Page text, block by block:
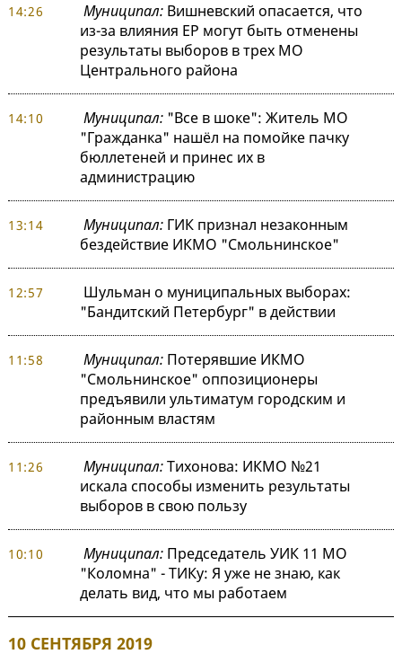
14:26 Муниципал:Вишневский опасается, что
из-за влияния ЕР могут быть отменены
результаты выборов в трех МО
Центрального района
14:10 Муниципал:"Все в шоке": Житель МО
"Гражданка" нашёл на помойке пачку
бюллетеней и принес их в
администрацию
13:14 Муниципал:ГИК признал незаконным
бездействие ИКМО "Смольнинское"
12:57
Шульман о муниципальных выборах:
"Бандитский Петербург" в действии
11:58 Муниципал:Потерявшие ИКМО
"Смольнинское" оппозиционеры
предъявили ультиматум городским и
районным властям
11:26 Муниципал:Тихонова: ИКМО №21
искала способы изменить результаты
выборов в свою пользу
10:10 Муниципал:Председатель УИК 11 МО
"Коломна" - ТИКу: Я уже не знаю, как
делать вид, что мы работаем
10 СЕНТЯБРЯ 2019